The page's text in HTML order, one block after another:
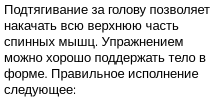
Подтягивание за голову позволяет
накачать всю верхнюю часть
спинных мышц. Упражнением
можно хорошо поддержать тело в
форме. Правильное исполнение
следующее: